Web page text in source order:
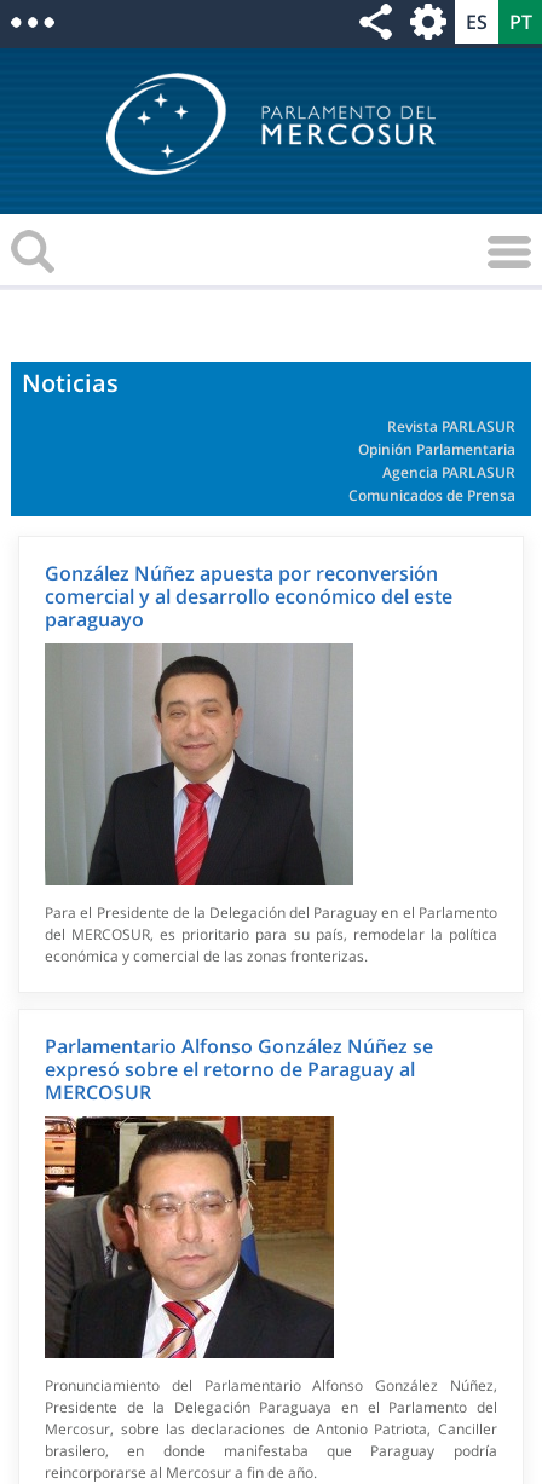
Noticias
Revista PARLASUR
Opinión Parlamentaria
Agencia PARLASUR
Comunicados de Prensa
González Núñez apuesta por reconversión
comercial y al desarrollo económico del este
paraguayo
Para el Presidente de la Delegación del Paraguay en el Parlamento
del MERCOSUR, es prioritario para su país, remodelar la política
económica y comercial de las zonas fronterizas.
Parlamentario Alfonso González Núñez se
expresó sobre el retorno de Paraguay al
MERCOSUR
Pronunciamiento del Parlamentario Alfonso González Núñez,
Presidente de la Delegación Paraguaya en el Parlamento del
Mercosur, sobre las declaraciones de Antonio Patriota, Canciller
brasilero, en donde manifestaba que Paraguay podría
reincorporarse al Mercosur a fin de año.